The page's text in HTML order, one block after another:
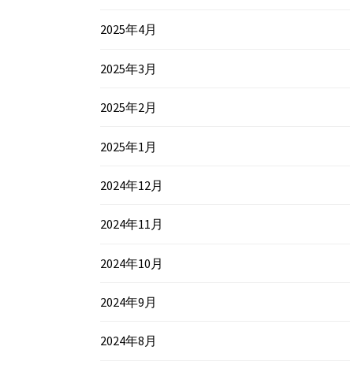
2025年4月
2025年3月
2025年2月
2025年1月
2024年12月
2024年11月
2024年10月
2024年9月
2024年8月